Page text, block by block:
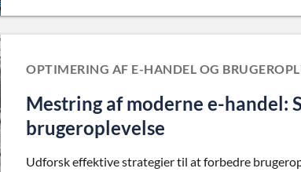
OPTIMERING AF E-HANDEL OG
Mestring af moderne e-handel:
brugeroplevelse
Udforsk effektive strategier til at forbedre